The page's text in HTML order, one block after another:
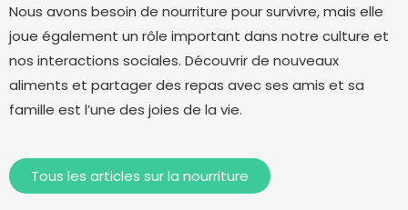
Nous avons besoin de nourriture pour survivre, mais elle
joue également un rôle important dans notre culture et
nos interactions sociales. Découvrir de nouveaux
aliments et partager des repas avec ses amis et sa
famille est l’une des joies de la vie.
Tous les articles sur la nourriture